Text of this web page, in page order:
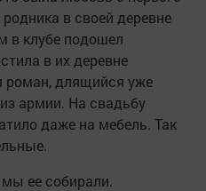
в своей деревне
в клубе подошел
в их деревне
роман, длящийся уже
армии. На свадьбу
даже на мебель. Так
ее собирали.